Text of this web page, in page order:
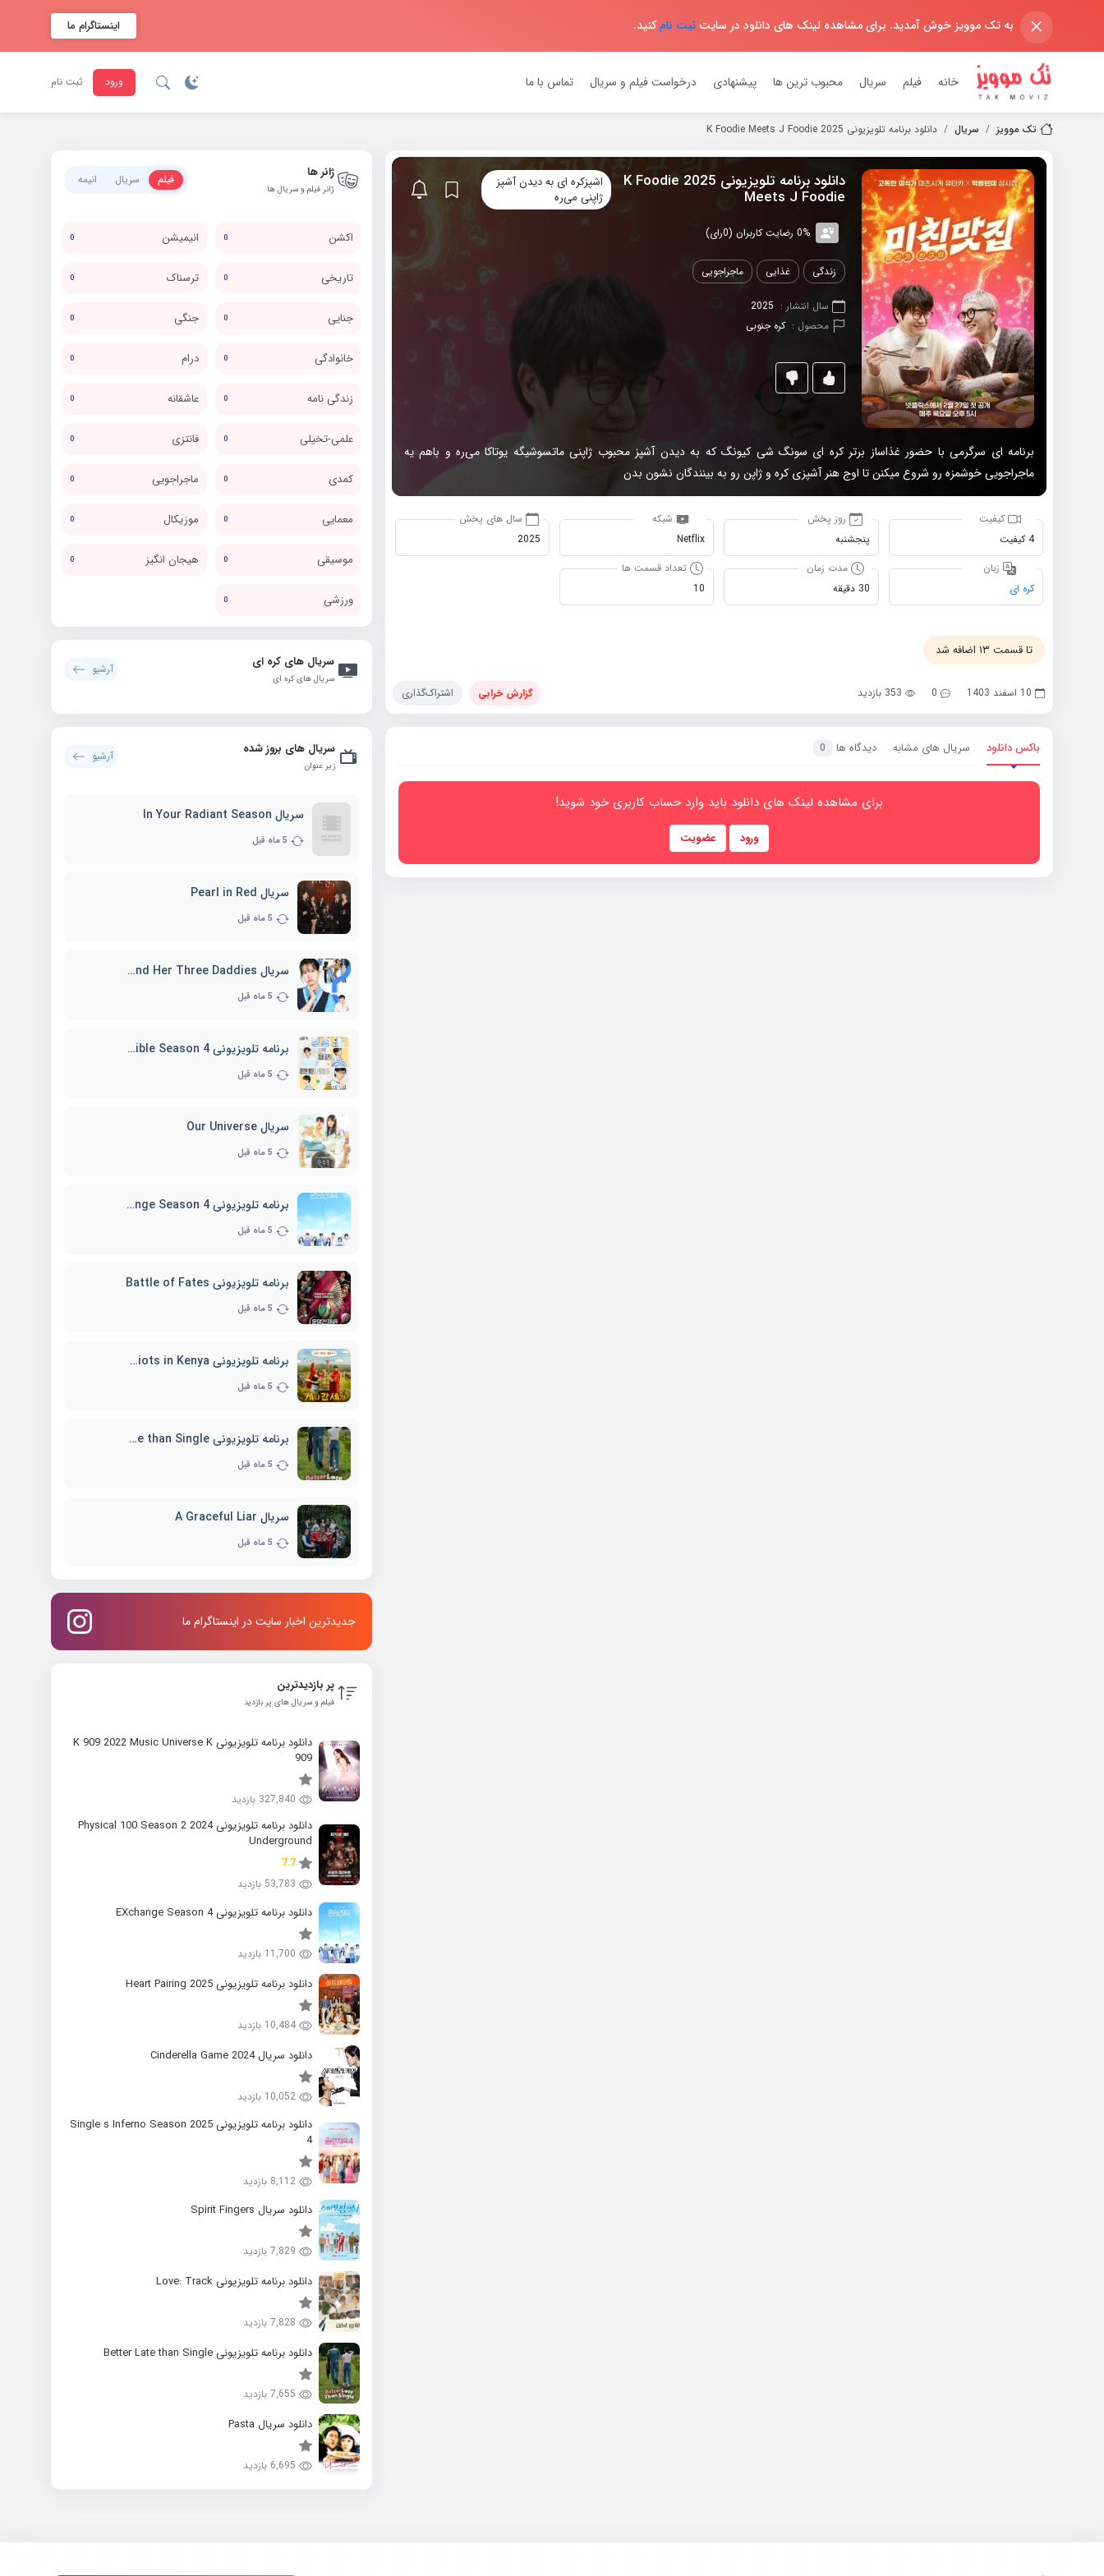
× به تک موویز خوش آمدید. برای مشاهده لینک های دانلود در سایت ثبت نامکنید. اینستاگرام ما
خانه فیلم سریال محبوب ترین ها پیشنهادی درخواست فیلم و سریال تماس با ما ورود ثبت نام
تک موویز سریال دانلود برنامه تلویزیونی 2025 K Foodie Meets J Foodie
دانلود برنامه تلویزیونی 2025 K Foodie
Meets J Foodie
اشپزکره ای به دیدن آشپز
ژاپنی می‌ره
0% رضایت کاربران (0رای)
زندگی غذایی ماجراجویی
سال انتشار : 2025
محصول : کره جنوبی
برنامه ای سرگرمی با حضور غذاساز برتر کره ای سونگ شی کیونگ که به دیدن آشپز محبوب ژاپنی ماتسوشیگه یوتاکا می‌ره و باهم یه
ماجراجویی خوشمزه رو شروع میکنن تا اوج هنر آشپزی کره و ژاپن رو به بینندگان نشون بدن
کیفیت
4 کیفیت
روز پخش
پنجشنبه
شبکه
Netflix
سال های پخش
2025
زبان
کره ای
مدت زمان
30 دقیقه
تعداد قسمت ها
10
تا قسمت ۱۳ اضافه شد
10 اسفند 1403 0 353 بازدید گزارش خرابی اشتراک‌گذاری
باکس دانلود سریال های مشابه دیدگاه ها 0
برای مشاهده لینک های دانلود باید وارد حساب کاربری خود شوید!
ورود عضویت
ژانر ها
ژانر فیلم و سریال ها
فیلم سریال انیمه
اکشن 0 انیمیشن 0
تاریخی 0 ترسناک 0
جنایی 0 جنگی 0
خانوادگی 0 درام 0
زندگی نامه 0 عاشقانه 0
علمی-تخیلی 0 فانتزی 0
کمدی 0 ماجراجویی 0
معمایی 0 موزیکال 0
موسیقی 0 هیجان انگیز 0
ورزشی 0
سریال های کره ای
سریال های کره ای
آرشیو
سریال های بروز شده
زیر عنوان
آرشیو
سریال In Your Radiant Season
5 ماه قبل
سریال Pearl in Red
5 ماه قبل
سریال Marie and Her Three Daddies
5 ماه قبل
برنامه تلویزیونی Whenever Possible Season 4
5 ماه قبل
سریال Our Universe
5 ماه قبل
برنامه تلویزیونی EXchange Season 4
5 ماه قبل
برنامه تلویزیونی Battle of Fates
5 ماه قبل
برنامه تلویزیونی Three Idiots in Kenya
5 ماه قبل
برنامه تلویزیونی Better Late than Single
5 ماه قبل
سریال A Graceful Liar
5 ماه قبل
جدیدترین اخبار سایت در اینستاگرام ما
پر بازدیدترین
فیلم و سریال های پر بازدید
دانلود برنامه تلویزیونی K 909 2022 Music Universe K
909
327,840 بازدید
دانلود برنامه تلویزیونی 2024 Physical 100 Season 2
Underground
7.7
53,783 بازدید
دانلود برنامه تلویزیونی EXchange Season 4
11,700 بازدید
دانلود برنامه تلویزیونی 2025 Heart Pairing
10,484 بازدید
دانلود سریال 2024 Cinderella Game
10,052 بازدید
دانلود برنامه تلویزیونی 2025 Single s Inferno Season
4
8,112 بازدید
دانلود سریال Spirit Fingers
7,829 بازدید
دانلود برنامه تلویزیونی Love: Track
7,828 بازدید
دانلود برنامه تلویزیونی Better Late than Single
7,655 بازدید
دانلود سریال Pasta
6,695 بازدید